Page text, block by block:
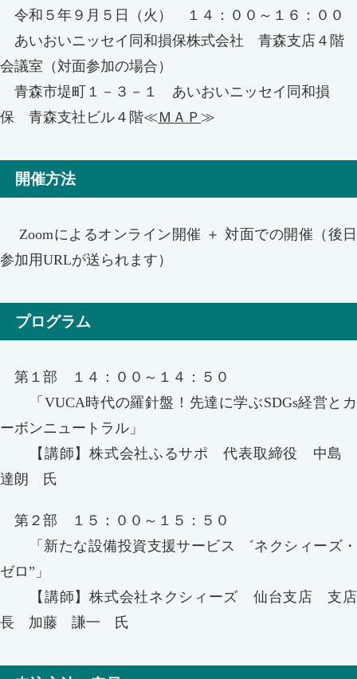
令和５年９月５日（火） １４：００～１６：００
あいおいニッセイ同和損保株式会社 青森支店４階
会議室（対面参加の場合）
青森市堤町１－３－１ あいおいニッセイ同和損
保 青森支社ビル４階≪ ＭＡＰ ≫
開催方法
Zoomによるオンライン開催 ＋ 対面での開催（後日
参加用URLが送られます）
プログラム
第１部 １４：００～１４：５０
「VUCA時代の羅針盤！先達に学ぶSDGs経営とカ
ーボンニュートラル」
【講師】株式会社ふるサポ 代表取締役 中島
達朗 氏
第２部 １５：００～１５：５０
「新たな設備投資支援サービス ゛ネクシィーズ・
ゼロ”」
【講師】株式会社ネクシィーズ 仙台支店 支店
長 加藤 謙一 氏